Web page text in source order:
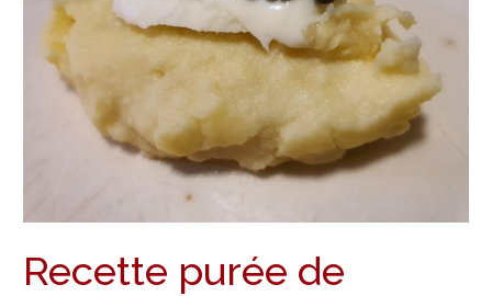
Recette purée de
douces,
mozzarella
caviar